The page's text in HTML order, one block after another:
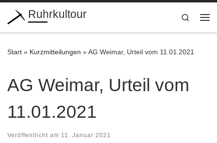
Zum Inhalt springen
Ruhrkultour
Search
Start » Kurzmitteilungen »AG Weimar, Urteil vom 11.01.2021
AG Weimar, Urteil vom
11.01.2021
Veröffentlicht am 11. Januar 2021